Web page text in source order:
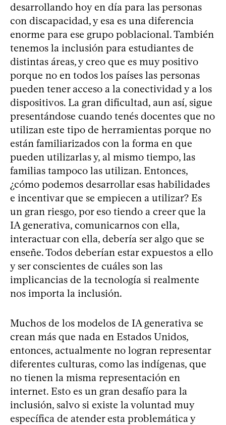
desarrollando hoy en día para las personas
con discapacidad, y esa es una diferencia
enorme para ese grupo poblacional. También
tenemos la inclusión para estudiantes de
distintas áreas, y creo que es muy positivo
porque no en todos los países las personas
pueden tener acceso a la conectividad y a los
dispositivos. La gran dificultad, aun así, sigue
presentándose cuando tenés docentes que no
utilizan este tipo de herramientas porque no
están familiarizados con la forma en que
pueden utilizarlas y, al mismo tiempo, las
familias tampoco las utilizan. Entonces,
¿cómo podemos desarrollar esas habilidades
e incentivar que se empiecen a utilizar? Es
un gran riesgo, por eso tiendo a creer que la
IA generativa, comunicarnos con ella,
interactuar con ella, debería ser algo que se
enseñe. Todos deberían estar expuestos a ello
y ser conscientes de cuáles son las
implicancias de la tecnología si realmente
nos importa la inclusión.
Muchos de los modelos de IA generativa se
crean más que nada en Estados Unidos,
entonces, actualmente no logran representar
diferentes culturas, como las indígenas, que
no tienen la misma representación en
internet. Esto es un gran desafío para la
inclusión, salvo si existe la voluntad muy
específica de atender esta problemática y